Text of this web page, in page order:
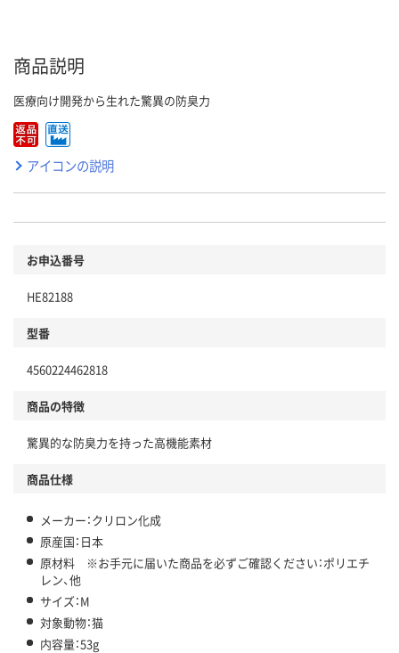
商品説明
医療向け開発から生れた驚異の防臭力
アイコンの説明
お申込番号
HE82188
型番
4560224462818
商品の特徴
驚異的な防臭力を持った高機能素材
商品仕様
メーカー：クリロン化成
原産国：日本
原材料 ※お手元に届いた商品を必ずご確認ください：ポリエチ
レン、他
サイズ：M
対象動物：猫
内容量：53g